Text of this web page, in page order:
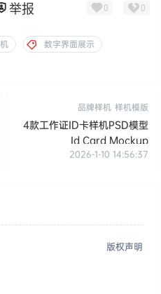
举报 0 0
数字界面展示
品牌样机 样机模版
4款工作证ID卡样机PSD模型
Id Card Mockup
2026-1-10 14:56:37
版权声明